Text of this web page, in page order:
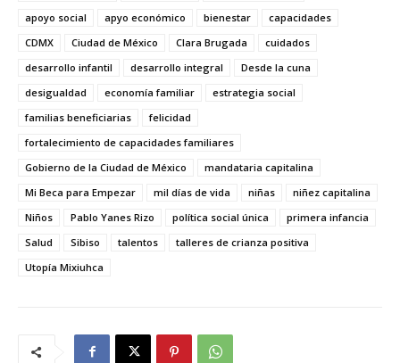
apoyo social
apyo económico bienestar
capacidades
CDMX
Ciudad de México Clara Brugada
cuidados
desarrollo infantil
desarrollo integral
Desde la cuna
desigualdad
economía familiar
estrategia social
familias beneficiarias
felicidad
fortalecimiento de capacidades familiares
Gobierno de la Ciudad de México
mandataria capitalina
Mi Beca para Empezar
mil días de vida niñas
niñez capitalina
Niños
Pablo Yanes Rizo política social única
primera infancia
Salud
Sibiso talentos
talleres de crianza positiva
Utopía Mixiuhca